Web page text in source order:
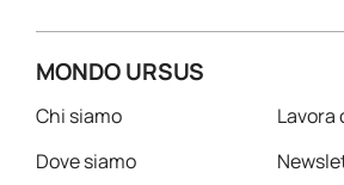
MONDO URSUS
Chi siamo
Dove siamo
Lavora